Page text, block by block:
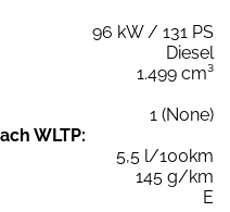
96 kW / 131 PS
Diesel
1.499 cm³
1 (None)
WLTP:
5,5 l/100km
145 g/km
E